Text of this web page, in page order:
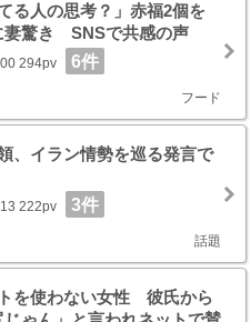
る人の思考？」赤福2個を
妻驚き SNSで共感の声
294pv 6件
フード
、イラン情勢を巡る発言で
222pv 3件
話題
を使わない女性 彼氏から